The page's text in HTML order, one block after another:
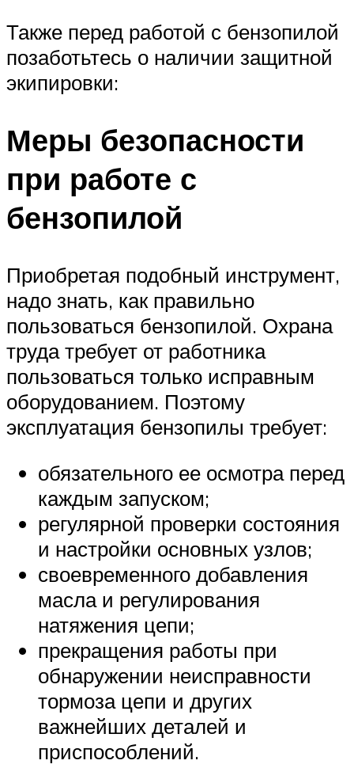
Также перед работой с бензопилой
позаботьтесь о наличии защитной
экипировки:
Меры безопасности
при работе с
бензопилой
Приобретая подобный инструмент,
надо знать, как правильно
пользоваться бензопилой. Охрана
труда требует от работника
пользоваться только исправным
оборудованием. Поэтому
эксплуатация бензопилы требует:
обязательного ее осмотра перед
каждым запуском;
регулярной проверки состояния
и настройки основных узлов;
своевременного добавления
масла и регулирования
натяжения цепи;
прекращения работы при
обнаружении неисправности
тормоза цепи и других
важнейших деталей и
приспособлений.